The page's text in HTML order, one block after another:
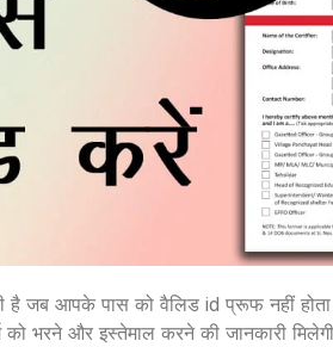
है जब आपके पास को वैलिड id प्रूफ नहीं
को भरने और इस्तेमाल करने की जानकारी